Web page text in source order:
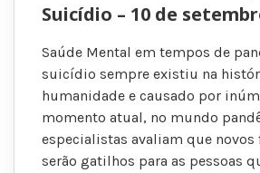
Suicídio – 10 de
Saúde Mental em tempos de
suicídio sempre existiu na
humanidade e causado por
momento atual, no mundo
especialistas avaliam que novos
serão gatilhos para as pessoas